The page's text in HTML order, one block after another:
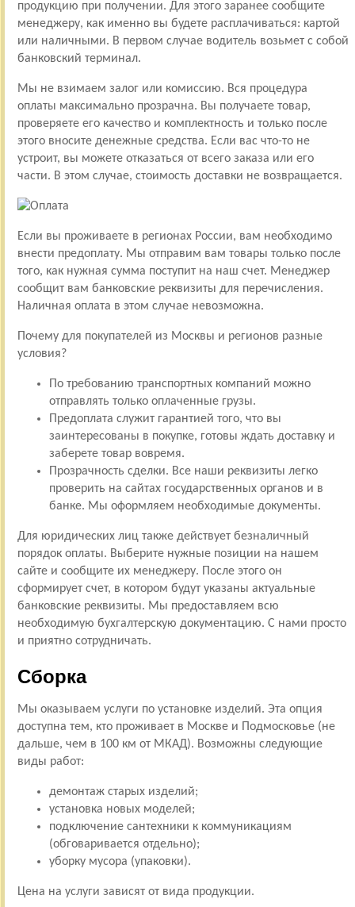
продукцию при получении. Для этого заранее сообщите
менеджеру, как именно вы будете расплачиваться: картой
или наличными. В первом случае водитель возьмет с собой
банковский терминал.
Мы не взимаем залог или комиссию. Вся процедура
оплаты максимально прозрачна. Вы получаете товар,
проверяете его качество и комплектность и только после
этого вносите денежные средства. Если вас что-то не
устроит, вы можете отказаться от всего заказа или его
части. В этом случае, стоимость доставки не возвращается.
Если вы проживаете в регионах России, вам необходимо
внести предоплату. Мы отправим вам товары только после
того, как нужная сумма поступит на наш счет. Менеджер
сообщит вам банковские реквизиты для перечисления.
Наличная оплата в этом случае невозможна.
Почему для покупателей из Москвы и регионов разные
условия?
По требованию транспортных компаний можно
отправлять только оплаченные грузы.
Предоплата служит гарантией того, что вы
заинтересованы в покупке, готовы ждать доставку и
заберете товар вовремя.
Прозрачность сделки. Все наши реквизиты легко
проверить на сайтах государственных органов и в
банке. Мы оформляем необходимые документы.
Для юридических лиц также действует безналичный
порядок оплаты. Выберите нужные позиции на нашем
сайте и сообщите их менеджеру. После этого он
сформирует счет, в котором будут указаны актуальные
банковские реквизиты. Мы предоставляем всю
необходимую бухгалтерскую документацию. С нами просто
и приятно сотрудничать.
Сборка
Мы оказываем услуги по установке изделий. Эта опция
доступна тем, кто проживает в Москве и Подмосковье (не
дальше, чем в 100 км от МКАД). Возможны следующие
виды работ:
демонтаж старых изделий;
установка новых моделей;
подключение сантехники к коммуникациям
(обговаривается отдельно);
уборку мусора (упаковки).
Цена на услуги зависят от вида продукции.